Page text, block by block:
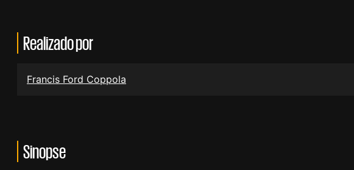
Realizado por
Francis Ford Coppola
Sinopse